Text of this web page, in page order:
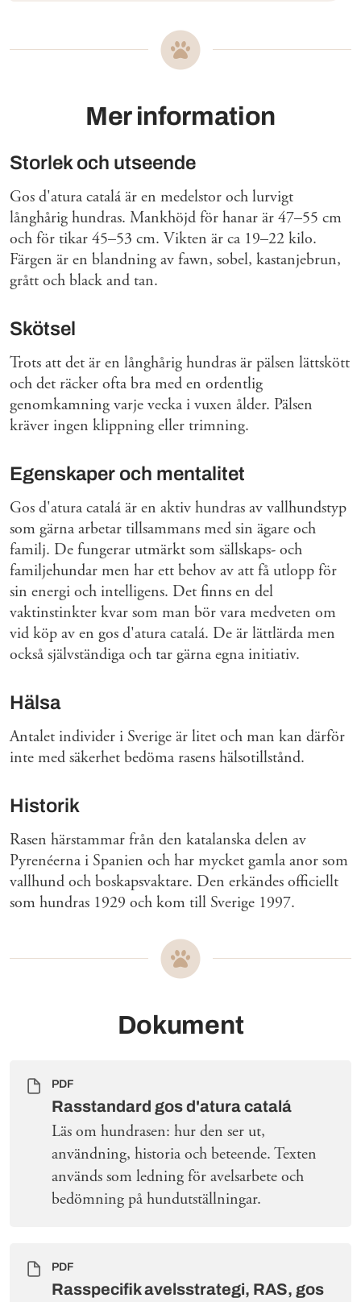
Mer information
Storlek och utseende
Gos d'atura catalá är en medelstor och lurvigt
långhårig hundras. Mankhöjd för hanar är 47–55 cm
och för tikar 45–53 cm. Vikten är ca 19–22 kilo.
Färgen är en blandning av fawn, sobel, kastanjebrun,
grått och black and tan.
Skötsel
Trots att det är en långhårig hundras är pälsen lättskött
och det räcker ofta bra med en ordentlig
genomkamning varje vecka i vuxen ålder. Pälsen
kräver ingen klippning eller trimning.
Egenskaper och mentalitet
Gos d'atura catalá är en aktiv hundras av vallhundstyp
som gärna arbetar tillsammans med sin ägare och
familj. De fungerar utmärkt som sällskaps- och
familjehundar men har ett behov av att få utlopp för
sin energi och intelligens. Det finns en del
vaktinstinkter kvar som man bör vara medveten om
vid köp av en gos d'atura catalá. De är lättlärda men
också självständiga och tar gärna egna initiativ.
Hälsa
Antalet individer i Sverige är litet och man kan därför
inte med säkerhet bedöma rasens hälsotillstånd.
Historik
Rasen härstammar från den katalanska delen av
Pyrenéerna i Spanien och har mycket gamla anor som
vallhund och boskapsvaktare. Den erkändes officiellt
som hundras 1929 och kom till Sverige 1997.
Dokument
PDF
Rasstandard gos d'atura catalá
Läs om hundrasen: hur den ser ut,
användning, historia och beteende. Texten
används som ledning för avelsarbete och
bedömning på hundutställningar.
PDF
Rasspecifik avelsstrategi, RAS, gos